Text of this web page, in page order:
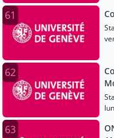
61
62
63